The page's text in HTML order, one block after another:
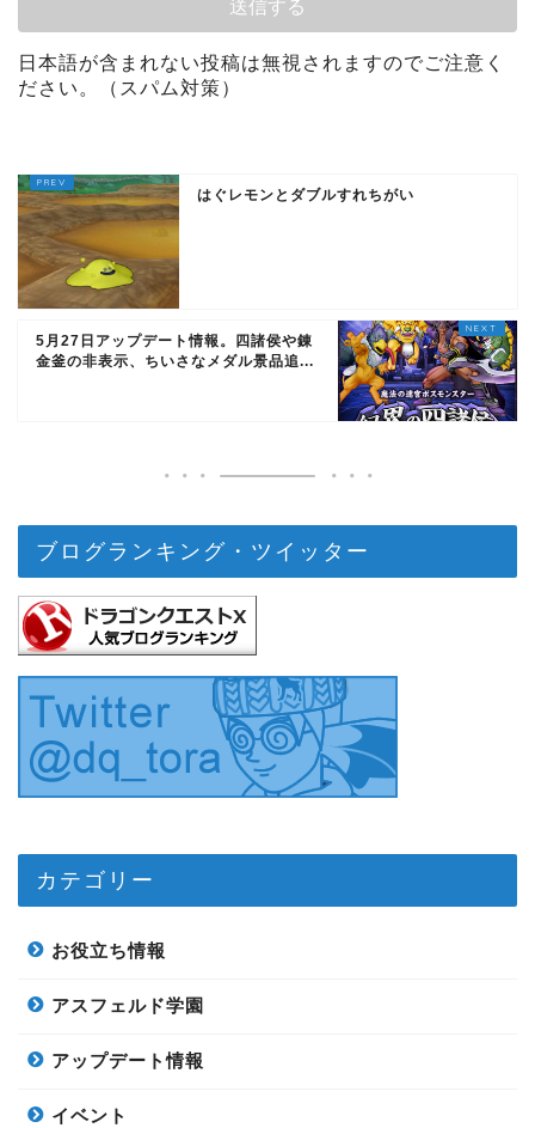
日本語が含まれない投稿は無視されますのでご注意く
ださい。（スパム対策）
はぐレモンとダブルすれちがい
5月27日アップデート情報。四諸侯や錬
金釜の非表示、ちいさなメダル景品追...
ブログランキング・ツイッター
カテゴリー
お役立ち情報
アスフェルド学園
アップデート情報
イベント